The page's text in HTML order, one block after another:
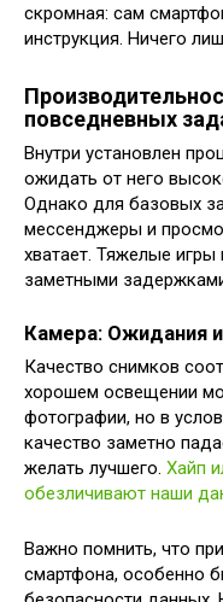
скромная: сам
инструкция. Ничего
повседневных
Внутри установлен
ожидать от него
Однако для базовых
мессенджеры и
хватает. Тяжелые
заметными
Камера: Ожидания
Качество снимков
хорошем освещении
фотографии, но в
качество заметно
желать лучшего. Хайп
обезличивают наши
Важно помнить, что
смартфона, особенно